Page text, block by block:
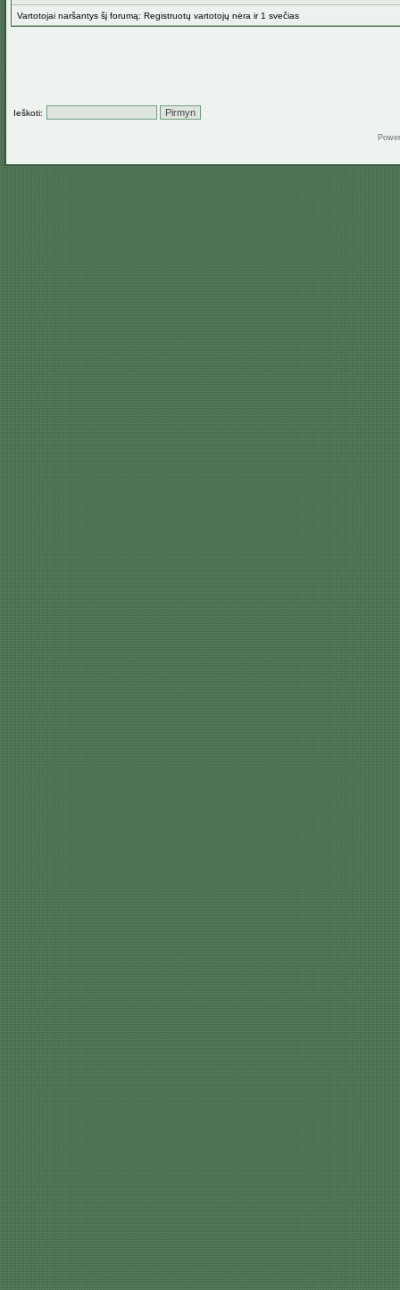
Vartotojai naršantys šį forumą: Registruotų vartotojų nėra ir 1 svečias
Ieškoti: